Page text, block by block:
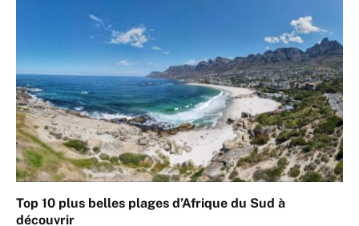
Top 10 plus belles plages d’Afrique du Sud à
découvrir